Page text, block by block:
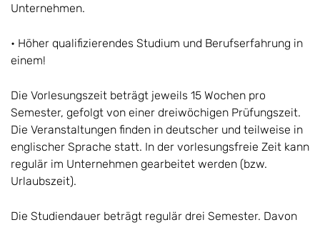
Unternehmen.
• Höher qualifizierendes Studium und Berufserfahrung in
einem!
Die Vorlesungszeit beträgt jeweils 15 Wochen pro
Semester, gefolgt von einer dreiwöchigen Prüfungszeit.
Die Veranstaltungen finden in deutscher und teilweise in
englischer Sprache statt. In der vorlesungsfreie Zeit kann
regulär im Unternehmen gearbeitet werden (bzw.
Urlaubszeit).
Die Studiendauer beträgt regulär drei Semester. Davon